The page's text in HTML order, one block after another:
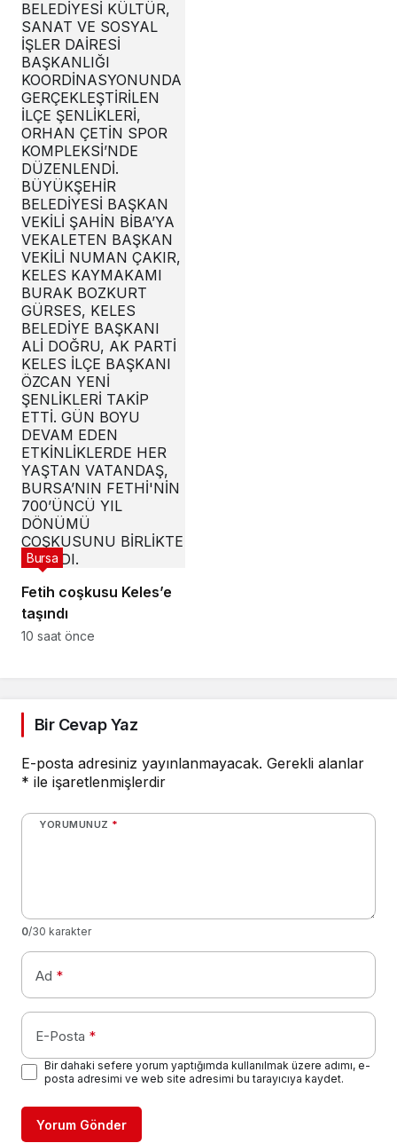
Fetih coşkusu Keles’e
taşındı
Bursa
10 saat önce
Bir Cevap Yaz
E-posta adresiniz yayınlanmayacak. Gerekli alanlar
* ile işaretlenmişlerdir
YORUMUNUZ *
0/30 karakter
Ad *
E-Posta *
Bir dahaki sefere yorum yaptığımda kullanılmak üzere adımı, e-
posta adresimi ve web site adresimi bu tarayıcıya kaydet.
Yorum Gönder